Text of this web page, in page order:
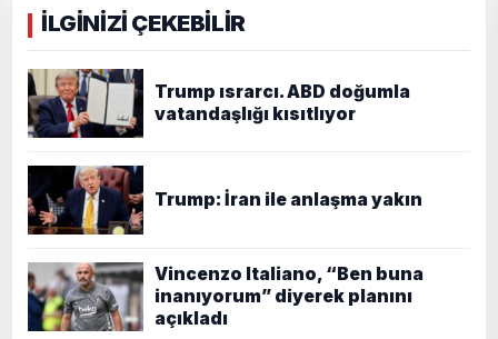
İLGİNİZİ ÇEKEBİLİR
Trump ısrarcı. ABD doğumla
vatandaşlığı kısıtlıyor
Trump: İran ile anlaşma yakın
Vincenzo Italiano, “Ben buna
inanıyorum” diyerek planını
açıkladı